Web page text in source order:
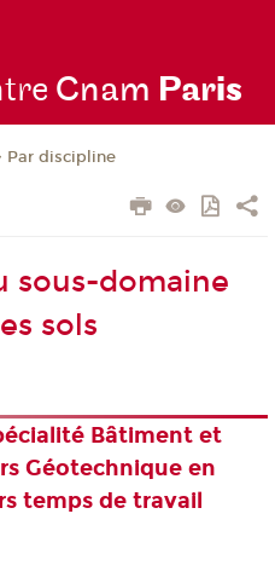
Cnam Paris
Par discipline
sous-domaine
sols
Bâtiment et
Géotechnique en
temps de travail